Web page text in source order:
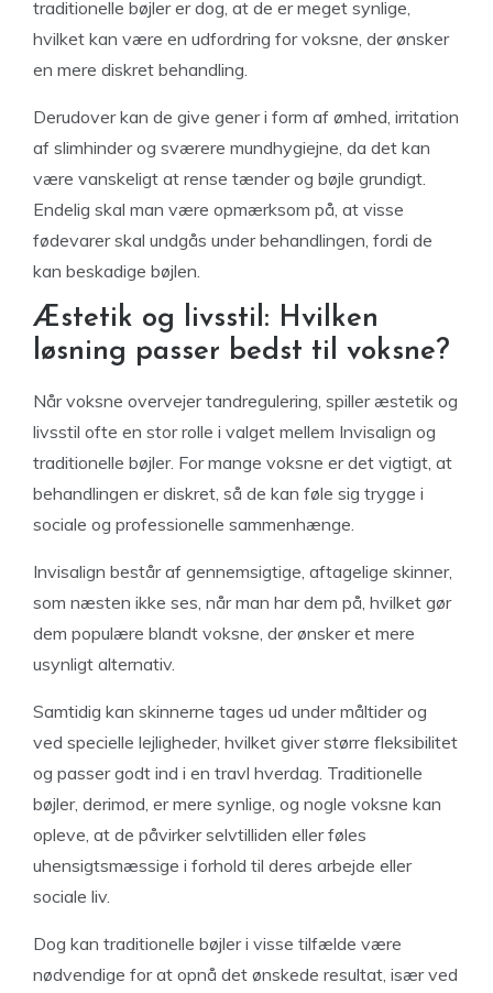
traditionelle bøjler er dog, at de er meget synlige,
hvilket kan være en udfordring for voksne, der ønsker
en mere diskret behandling.
Derudover kan de give gener i form af ømhed, irritation
af slimhinder og sværere mundhygiejne, da det kan
være vanskeligt at rense tænder og bøjle grundigt.
Endelig skal man være opmærksom på, at visse
fødevarer skal undgås under behandlingen, fordi de
kan beskadige bøjlen.
Æstetik og livsstil: Hvilken
løsning passer bedst til voksne?
Når voksne overvejer tandregulering, spiller æstetik og
livsstil ofte en stor rolle i valget mellem Invisalign og
traditionelle bøjler. For mange voksne er det vigtigt, at
behandlingen er diskret, så de kan føle sig trygge i
sociale og professionelle sammenhænge.
Invisalign består af gennemsigtige, aftagelige skinner,
som næsten ikke ses, når man har dem på, hvilket gør
dem populære blandt voksne, der ønsker et mere
usynligt alternativ.
Samtidig kan skinnerne tages ud under måltider og
ved specielle lejligheder, hvilket giver større fleksibilitet
og passer godt ind i en travl hverdag. Traditionelle
bøjler, derimod, er mere synlige, og nogle voksne kan
opleve, at de påvirker selvtilliden eller føles
uhensigtsmæssige i forhold til deres arbejde eller
sociale liv.
Dog kan traditionelle bøjler i visse tilfælde være
nødvendige for at opnå det ønskede resultat, især ved